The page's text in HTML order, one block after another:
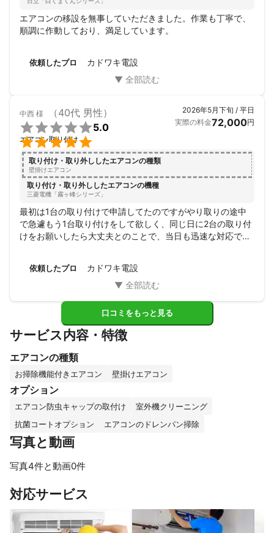
エアコンの移設を無事していただきました。作業も丁寧で、
順調に作動しており、満足しています。
依頼したプロ カドワキ電設
中西 様 （40代 男性）


5.0
エアコン取り付け
2026年5月下旬 / 平日
実際の料金72,000円
取り付け・取り外ししたエアコンの種類
壁掛けエアコン
取り付け・取り外ししたエアコンの機種
三菱電機「霧ヶ峰シリーズ」
最初は1台の取り付けで申請してたのですがやり取りの途中
で急遽もう1台取り付けをして欲しく、同じ日に2台の取り付
けをお願いしたら大丈夫とのことで、当日も迅速な対応で作
依頼したプロ カドワキ電設
口コミをもっと見る
サービス内容・特徴
エアコンの種類
お掃除機能付きエアコン 壁掛けエアコン
オプション
エアコン防虫キャップの取付け
室外機クリーニング
抗菌コートオプション
エアコンのドレンパン掃除
写真と動画
写真4件と動画0件
対応サービス